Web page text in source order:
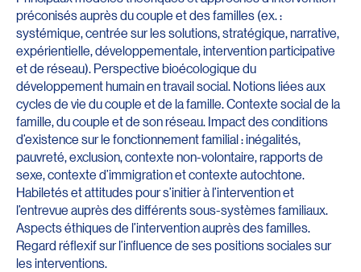
préconisés auprès du couple et des familles (ex. :
systémique, centrée sur les solutions, stratégique, narrative,
expérientielle, développementale, intervention participative
et de réseau). Perspective bioécologique du
développement humain en travail social. Notions liées aux
cycles de vie du couple et de la famille. Contexte social de la
famille, du couple et de son réseau. Impact des conditions
d’existence sur le fonctionnement familial : inégalités,
pauvreté, exclusion, contexte non-volontaire, rapports de
sexe, contexte d’immigration et contexte autochtone.
Habiletés et attitudes pour s’initier à l’intervention et
l’entrevue auprès des différents sous-systèmes familiaux.
Aspects éthiques de l’intervention auprès des familles.
Regard réflexif sur l’influence de ses positions sociales sur
les interventions.